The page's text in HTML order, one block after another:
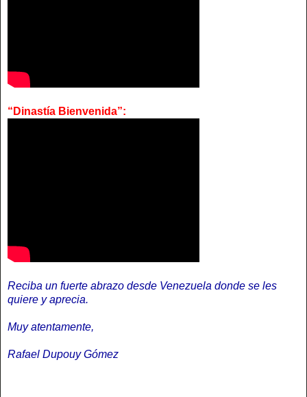
“Dinastía Bienvenida”:
Reciba un fuerte abrazo desde Venezuela donde se les
quiere y aprecia.
Muy atentamente,
Rafael Dupouy Gómez